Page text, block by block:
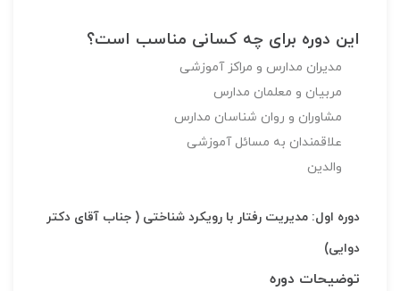
این دوره برای چه کسانی مناسب است؟
مدیران مدارس و مراکز آموزشی
مربیان و معلمان مدارس
مشاوران و روان شناسان مدارس
علاقمندان به مسائل آموزشی
والدین
دوره اول: مدیریت رفتار با رویکرد شناختی ( جناب آقای دکتر
دوایی)
توضیحات دوره